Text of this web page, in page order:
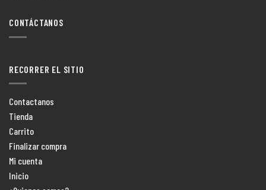
CONTÁCTANOS
RECORRER EL SITIO
Contactanos
Tienda
Carrito
Finalizar compra
Mi cuenta
Inicio